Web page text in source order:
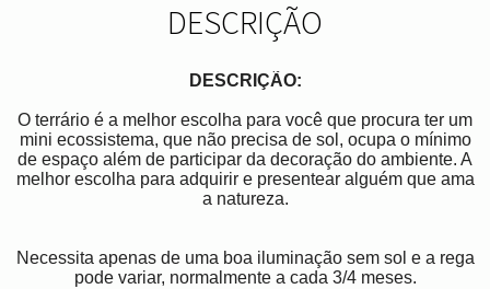
DESCRIÇÃO
DESCRIÇÃO:
O terrário é a melhor escolha para você que procura ter um
mini ecossistema, que não precisa de sol, ocupa o mínimo
de espaço além de participar da decoração do ambiente. A
melhor escolha para adquirir e presentear alguém que ama
a natureza.
Necessita apenas de uma boa iluminação sem sol e a rega
pode variar, normalmente a cada 3/4 meses.